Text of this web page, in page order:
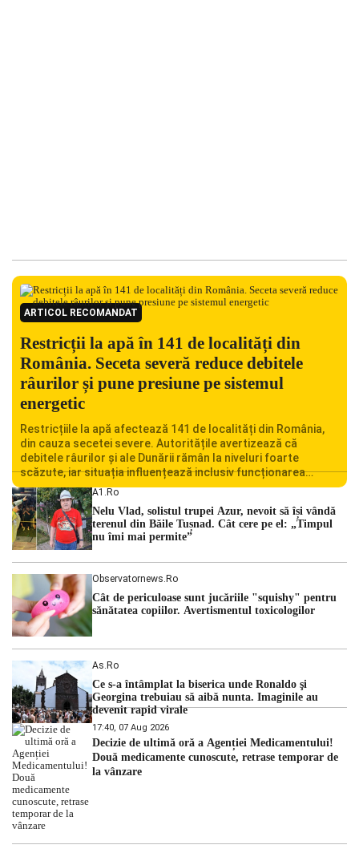
ARTICOL RECOMANDAT
Restricții la apă în 141 de localități din
România. Seceta severă reduce debitele
râurilor și pune presiune pe sistemul
energetic
Restricțiile la apă afectează 141 de localități din România,
din cauza secetei severe. Autoritățile avertizează că
debitele râurilor și ale Dunării rămân la niveluri foarte
scăzute, iar situația influențează inclusiv funcționarea
Centralei Nucleare de la Cernavodă. România se confruntă
cu una dintre cele mai dificile perioade din punct de vedere
hidrologic din ultimii ani. Lipsa […]
A1.ro
Nelu Vlad, solistul trupei Azur, nevoit să își vândă
terenul din Băile Tușnad. Cât cere pe el: „Timpul
nu îmi mai permite”
Observatornews.ro
Cât de periculoase sunt jucăriile "squishy" pentru
sănătatea copiilor. Avertismentul toxicologilor
As.ro
Ce s-a întâmplat la biserica unde Ronaldo şi
Georgina trebuiau să aibă nunta. Imaginile au
devenit rapid virale
17:40, 07 Aug 2026
Decizie de ultimă oră a Agenției Medicamentului!
Două medicamente cunoscute, retrase temporar de
la vânzare